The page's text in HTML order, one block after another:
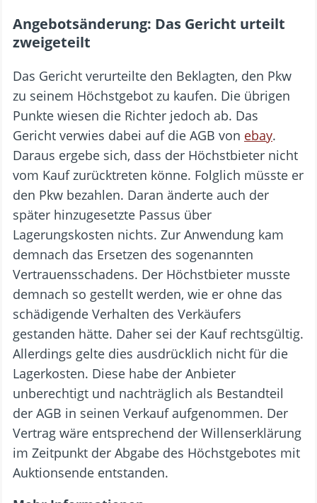
Angebotsänderung: Das Gericht urteilt
zweigeteilt
Das Gericht verurteilte den Beklagten, den Pkw
zu seinem Höchstgebot zu kaufen. Die übrigen
Punkte wiesen die Richter jedoch ab. Das
Gericht verwies dabei auf die AGB von ebay.
Daraus ergebe sich, dass der Höchstbieter nicht
vom Kauf zurücktreten könne. Folglich müsste er
den Pkw bezahlen. Daran änderte auch der
später hinzugesetzte Passus über
Lagerungskosten nichts. Zur Anwendung kam
demnach das Ersetzen des sogenannten
Vertrauensschadens. Der Höchstbieter musste
demnach so gestellt werden, wie er ohne das
schädigende Verhalten des Verkäufers
gestanden hätte. Daher sei der Kauf rechtsgültig.
Allerdings gelte dies ausdrücklich nicht für die
Lagerkosten. Diese habe der Anbieter
unberechtigt und nachträglich als Bestandteil
der AGB in seinen Verkauf aufgenommen. Der
Vertrag wäre entsprechend der Willenserklärung
im Zeitpunkt der Abgabe des Höchstgebotes mit
Auktionsende entstanden.